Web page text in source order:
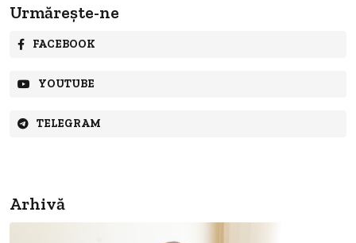
Urmărește-ne
FACEBOOK
YOUTUBE
TELEGRAM
Arhivă